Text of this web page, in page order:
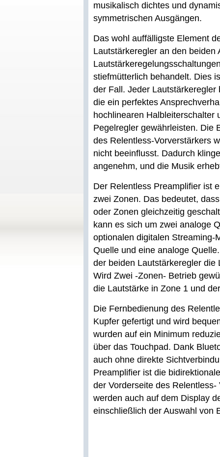
musikalisch dichtes und
symmetrischen Ausgängen.
Das wohl auffälligste Element
Lautstärkeregler an den beiden
stiefmütterlich behandelt. Dies
der Fall. Jeder
die ein perfektes
hochlinearen Halbleiterschalter
Pegelregler gewährleisten. Die
des Relentless-Vorverstärkers
nicht beeinflusst. Dadurch
angenehm, und die Musik
Der Relentless Preamplifier ist
zwei Zonen. Das bedeutet,
oder Zonen gleichzeitig
kann es sich um zwei analoge
optionalen digitalen Streaming-
Quelle und eine analoge
der beiden Lautstärkeregler
Wird Zwei -Zonen- Betrieb
die Lautstärke in Zone 1 und
Die Fernbedienung des
Kupfer gefertigt und wird
wurden auf ein Minimum
über das Touchpad. Dank
auch ohne direkte
Preamplifier ist die
der Vorderseite des
werden auch auf dem Display
einschließlich der Auswahl von